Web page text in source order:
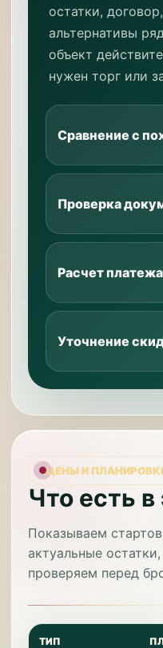
остатки,
альтернативы
объект
нужен торг или
Сравнение с
Проверка
Расчет платежа
Уточнение
ЦЕНЫ И
Что есть
Показываем
актуальные
проверяем перед
ТИП